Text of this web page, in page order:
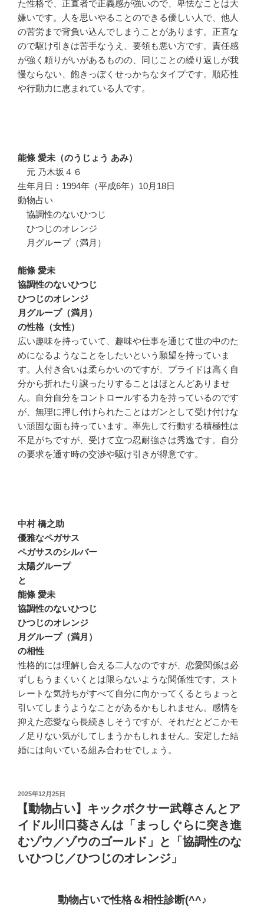
た性格で、正直者で正義感が強いので、卑怯なことは大
嫌いです。人を思いやることのできる優しい人で、他人
の苦労まで背負い込んでしまうことがあります。正直な
ので駆け引きは苦手なうえ、要領も悪い方です。責任感
が強く頼りがいがあるものの、同じことの繰り返しが我
慢ならない、飽きっぽくせっかちなタイプです。順応性
や行動力に恵まれている人です。
能條 愛未（のうじょう あみ）
元 乃木坂４６
生年月日：1994年（平成6年）10月18日
動物占い
協調性のないひつじ
ひつじのオレンジ
月グループ（満月）
能條 愛未
協調性のないひつじ
ひつじのオレンジ
月グループ（満月）
の性格（女性）
広い趣味を持っていて、趣味や仕事を通じて世の中のた
めになるようなことをしたいという願望を持っていま
す。人付き合いは柔らかいのですが、プライドは高く自
分から折れたり譲ったりすることはほとんどありませ
ん。自分自分をコントロールする力を持っているのです
が、無理に押し付けられたことはガンとして受け付けな
い頑固な面も持っています。率先して行動する積極性は
不足がちですが、受けて立つ忍耐強さは秀逸です。自分
の要求を通す時の交渉や駆け引きが得意です。
中村 橋之助
優雅なペガサス
ペガサスのシルバー
太陽グループ
と
能條 愛未
協調性のないひつじ
ひつじのオレンジ
月グループ（満月）
の相性
性格的には理解し合える二人なのですが、恋愛関係は必
ずしもうまくいくとは限らないような関係性です。スト
レートな気持ちがすべて自分に向かってくるとちょっと
引いてしまうようなことがあるかもしれません。感情を
抑えた恋愛なら長続きしそうですが、それだとどこかモ
ノ足りない気がしてしまうかもしれません。安定した結
婚には向いている組み合わせでしょう。
投
日:
2025年12月25日
【動物占い】キックボクサー武尊さんとア
イドル川口葵さんは「まっしぐらに突き進
むゾウ／ゾウのゴールド」と「協調性のな
いひつじ／ひつじのオレンジ」
動物占いで性格＆相性診断(^^♪